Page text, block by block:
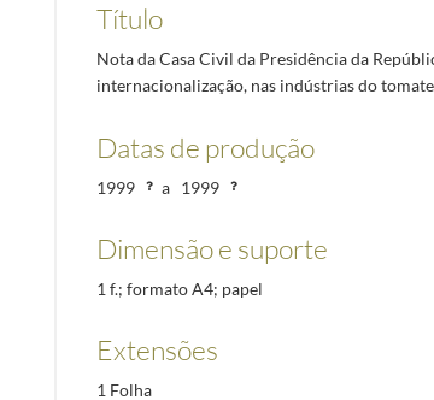
Título
Nota da Casa Civil da Presidência da
internacionalização, nas indústrias do
Datas de produção
1999 a 1999
Dimensão e suporte
1 f.; formato A4; papel
Extensões
1 Folha